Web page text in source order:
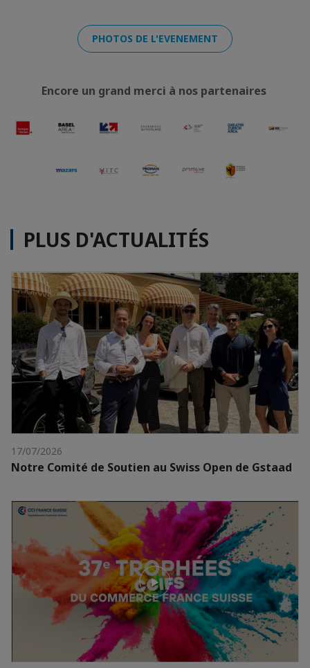
PHOTOS DE L'EVENEMENT
Encore un grand merci à nos partenaires
PLUS D'ACTUALITÉS
17/07/2026
Notre Comité de Soutien au Swiss Open de Gstaad